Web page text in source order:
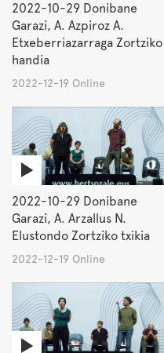
2022-10-29 Donibane
Garazi, A. Azpiroz A.
Etxeberriazarraga Zortziko
handia
2022-12-19 Online
2022-10-29 Donibane
Garazi, A. Arzallus N.
Elustondo Zortziko txikia
2022-12-19 Online